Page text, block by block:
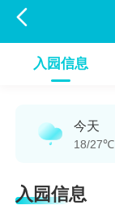

入园信息
今天
18/27℃
入园信息